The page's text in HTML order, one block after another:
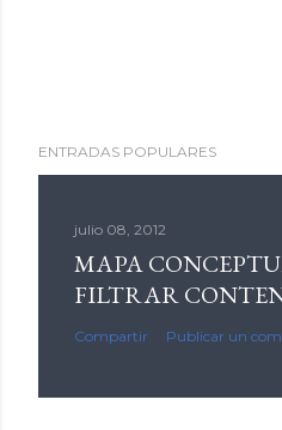
ENTRADAS POPULARES
julio 08, 2012
MAPA
FILTRAR
Compartir Publicar un